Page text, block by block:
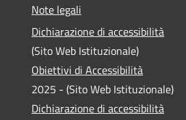
Note legali
Dichiarazione di accessibilità
(Sito Web Istituzionale)
Obiettivi di Accessibilità
2025 - (Sito Web Istituzionale)
Dichiarazione di accessibilità